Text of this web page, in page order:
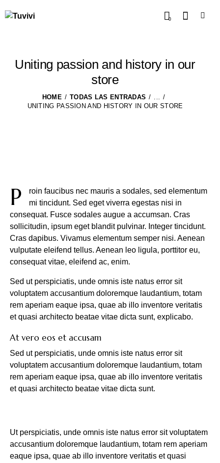
0
Uniting passion and history in our
store
HOME TODAS LAS ENTRADAS
...
UNITING PASSION AND HISTORY IN OUR STORE
P
roin faucibus nec mauris a sodales, sed elementum
mi tincidunt. Sed eget viverra egestas nisi in
consequat. Fusce sodales augue a accumsan. Cras
sollicitudin, ipsum eget blandit pulvinar. Integer tincidunt.
Cras dapibus. Vivamus elementum semper nisi. Aenean
vulputate eleifend tellus. Aenean leo ligula, porttitor eu,
consequat vitae, eleifend ac, enim.
Sed ut perspiciatis, unde omnis iste natus error sit
voluptatem accusantium doloremque laudantium, totam
rem aperiam eaque ipsa, quae ab illo inventore veritatis
et quasi architecto beatae vitae dicta sunt, explicabo.
At vero eos et accusam
Sed ut perspiciatis, unde omnis iste natus error sit
voluptatem accusantium doloremque laudantium, totam
rem aperiam eaque ipsa, quae ab illo inventore veritatis
et quasi architecto beatae vitae dicta sunt.
Ut perspiciatis, unde omnis iste natus error sit voluptatem
accusantium doloremque laudantium, totam rem aperiam
eaque ipsa, quae ab illo inventore veritatis et quasi